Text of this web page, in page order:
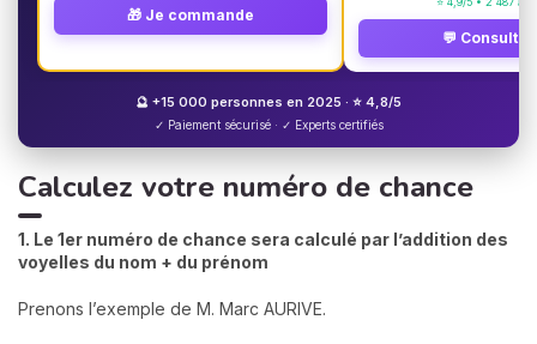
🎁 Je commande
💬 Consulter
🔮 +15 000 personnes en 2025 · ⭐ 4,8/5
✓ Paiement sécurisé · ✓ Experts certifiés
Calculez votre numéro de chance
1. Le 1er numéro de chance sera calculé par l’addition des
voyelles du nom + du prénom
Prenons l’exemple de M. Marc AURIVE.